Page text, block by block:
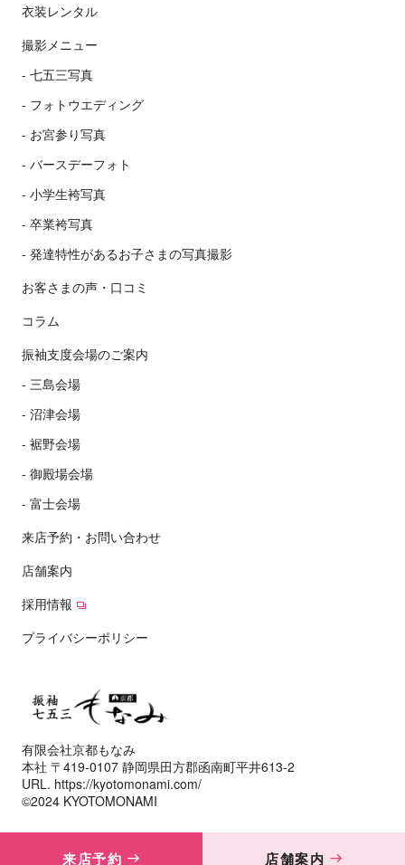
有限会社京都もなみ
本社 〒419-0107 静岡県田方郡函南町平井613-2
URL. https://kyotomonami.com/
©2024 KYOTOMONAMI
衣装レンタル
撮影メニュー
七五三写真
フォトウエディング
お宮参り写真
バースデーフォト
小学生袴写真
卒業袴写真
発達特性があるお子さまの写真撮影
お客さまの声・口コミ
コラム
振袖支度会場のご案内
三島会場
沼津会場
裾野会場
御殿場会場
富士会場
来店予約・お問い合わせ
店舗案内
採用情報
プライバシーポリシー
来店予約 店舗案内